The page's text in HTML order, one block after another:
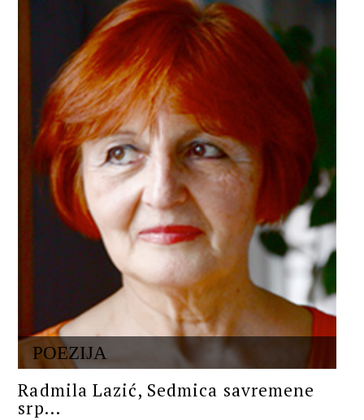
POEZIJA
Radmila Lazić, Sedmica savremene
srp...